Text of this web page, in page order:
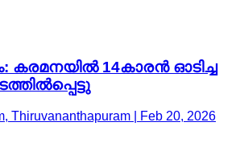
കരമനയില്‍ 14കാരൻ ഓടിച്ച
Thiruvananthapuram | Feb 20, 2026